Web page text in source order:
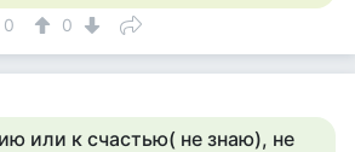
0 0
или к счастью( не знаю), не